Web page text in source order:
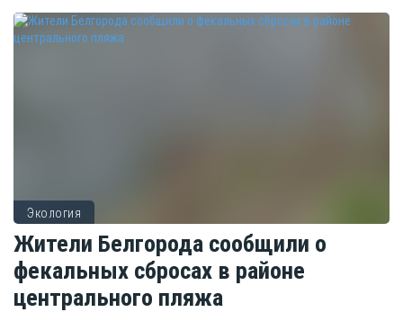
Экология
Жители Белгорода сообщили о
фекальных сбросах в районе
центрального пляжа